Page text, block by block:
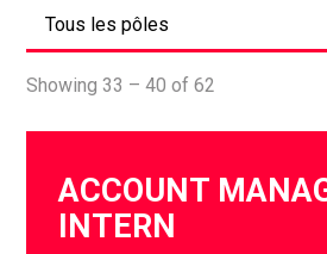
Showing 33 – 40 of 62
ACCOUNT
INTERN